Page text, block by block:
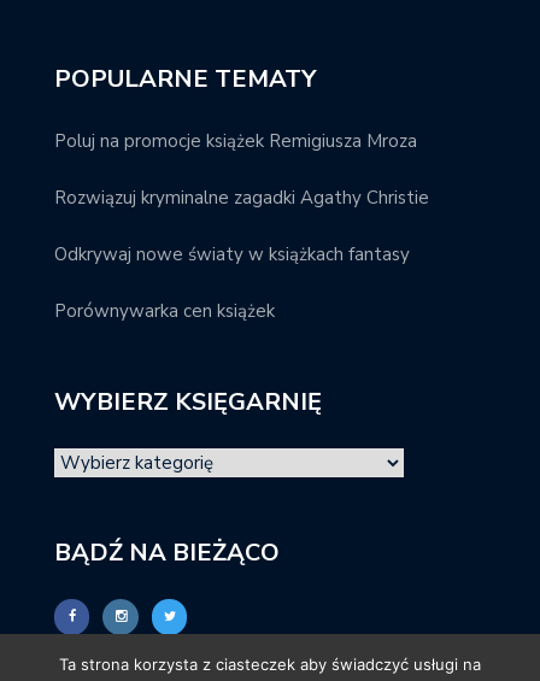
POPULARNE TEMATY
Poluj na promocje książek Remigiusza Mroza
Rozwiązuj kryminalne zagadki Agathy Christie
Odkrywaj nowe światy w książkach fantasy
Porównywarka cen książek
WYBIERZ KSIĘGARNIĘ
BĄDŹ NA BIEŻĄCO
Ta strona korzysta z ciasteczek aby świadczyć usługi na